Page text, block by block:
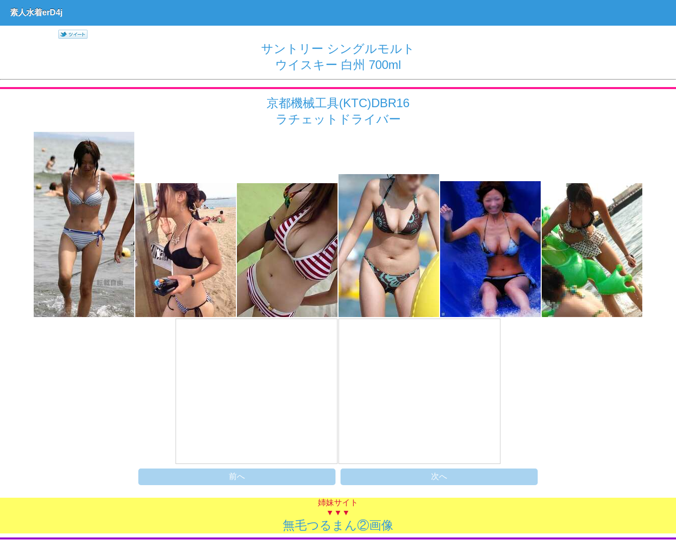
素人水着erD4j
サントリー シングルモルト
ウイスキー 白州 700ml
京都機械工具(KTC)DBR16
ラチェットドライバー
前へ 次へ
姉妹サイト
▼▼▼
無毛つるまん②画像